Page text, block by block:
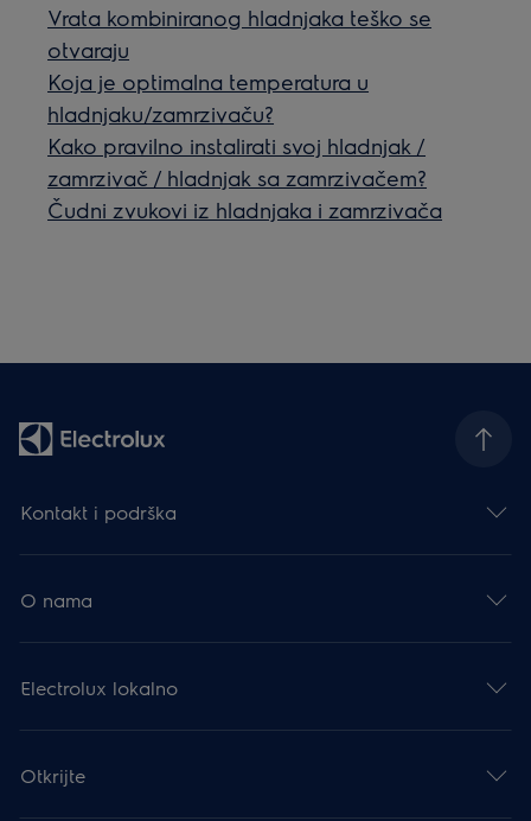
Vrata kombiniranog hladnjaka teško se
otvaraju
Koja je optimalna temperatura u
hladnjaku/zamrzivaču?
Kako pravilno instalirati svoj hladnjak /
zamrzivač / hladnjak sa zamrzivačem?
Čudni zvukovi iz hladnjaka i zamrzivača
Kontakt i podrška
O nama
Electrolux lokalno
Otkrijte